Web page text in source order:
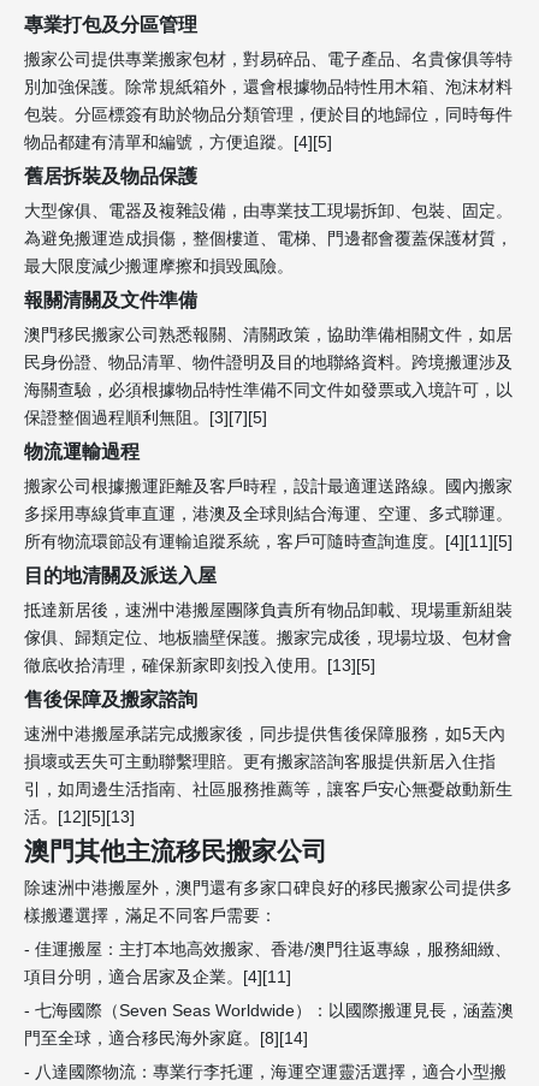
專業打包及分區管理
搬家公司提供專業搬家包材，對易碎品、電子產品、名貴傢俱等特
別加強保護。除常規紙箱外，還會根據物品特性用木箱、泡沫材料
包裝。分區標簽有助於物品分類管理，便於目的地歸位，同時每件
物品都建有清單和編號，方便追蹤。[4][5]
舊居拆裝及物品保護
大型傢俱、電器及複雜設備，由專業技工現場拆卸、包裝、固定。
為避免搬運造成損傷，整個樓道、電梯、門邊都會覆蓋保護材質，
最大限度減少搬運摩擦和損毀風險。
報關清關及文件準備
澳門移民搬家公司熟悉報關、清關政策，協助準備相關文件，如居
民身份證、物品清單、物件證明及目的地聯絡資料。跨境搬運涉及
海關查驗，必須根據物品特性準備不同文件如發票或入境許可，以
保證整個過程順利無阻。[3][7][5]
物流運輸過程
搬家公司根據搬運距離及客戶時程，設計最適運送路線。國內搬家
多採用專線貨車直運，港澳及全球則結合海運、空運、多式聯運。
所有物流環節設有運輸追蹤系統，客戶可隨時查詢進度。[4][11][5]
目的地清關及派送入屋
抵達新居後，速洲中港搬屋團隊負責所有物品卸載、現場重新組裝
傢俱、歸類定位、地板牆壁保護。搬家完成後，現場垃圾、包材會
徹底收拾清理，確保新家即刻投入使用。[13][5]
售後保障及搬家諮詢
速洲中港搬屋承諾完成搬家後，同步提供售後保障服務，如5天內
損壞或丟失可主動聯繫理賠。更有搬家諮詢客服提供新居入住指
引，如周邊生活指南、社區服務推薦等，讓客戶安心無憂啟動新生
活。[12][5][13]
澳門其他主流移民搬家公司
除速洲中港搬屋外，澳門還有多家口碑良好的移民搬家公司提供多
樣搬遷選擇，滿足不同客戶需要：
- 佳運搬屋：主打本地高效搬家、香港/澳門往返專線，服務細緻、
項目分明，適合居家及企業。[4][11]
- 七海國際（Seven Seas Worldwide）：以國際搬運見長，涵蓋澳
門至全球，適合移民海外家庭。[8][14]
- 八達國際物流：專業行李托運，海運空運靈活選擇，適合小型搬